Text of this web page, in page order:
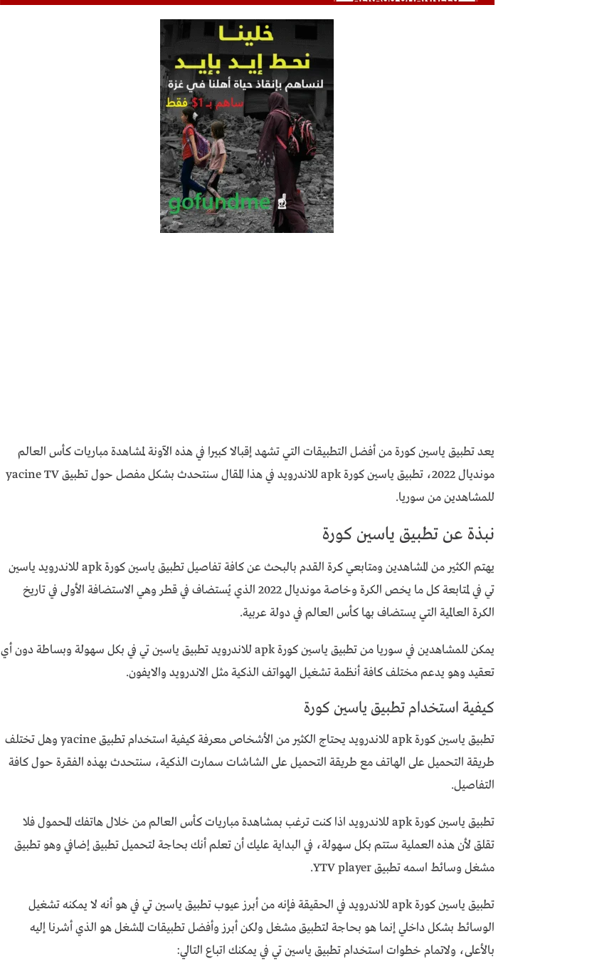
يعد تطبيق ياسين كورة من أفضل التطبيقات التي تشهد إقبالا كبيرا في هذه الآونة لمشاهدة مباريات كأس العالم
مونديال 2022، تطبيق ياسين كورة apk للاندرويد في هذا المقال سنتحدث بشكل مفصل حول تطبيق yacine TV
للمشاهدين من سوريا.
نبذة عن تطبيق ياسين كورة
يهتم الكثير من المشاهدين ومتابعي كرة القدم بالبحث عن كافة تفاصيل تطبيق ياسين كورة apk للاندرويد ياسين
تي في لمتابعة كل ما يخص الكرة وخاصة مونديال 2022 الذي يُستضاف في قطر وهي الاستضافة الأولى في تاريخ
الكرة العالمية التي يستضاف بها كأس العالم في دولة عربية.
يمكن للمشاهدين في سوريا من تطبيق ياسين كورة apk للاندرويد تطبيق ياسين تي في بكل سهولة وبساطة دون أي
تعقيد وهو يدعم مختلف كافة أنظمة تشغيل الهواتف الذكية مثل الاندرويد والايفون.
كيفية استخدام تطبيق ياسين كورة
تطبيق ياسين كورة apk للاندرويد يحتاج الكثير من الأشخاص معرفة كيفية استخدام تطبيق yacine وهل تختلف
طريقة التحميل على الهاتف مع طريقة التحميل على الشاشات سمارت الذكية، سنتحدث بهذه الفقرة حول كافة
التفاصيل.
تطبيق ياسين كورة apk للاندرويد اذا كنت ترغب بمشاهدة مباريات كأس العالم من خلال هاتفك المحمول فلا
تقلق لأن هذه العملية ستتم بكل سهولة، في البداية عليك أن تعلم أنك بحاجة لتحميل تطبيق إضافي وهو تطبيق
مشغل وسائط اسمه تطبيق YTV player.
تطبيق ياسين كورة apk للاندرويد في الحقيقة فإنه من أبرز عيوب تطبيق ياسين تي في هو أنه لا يمكنه تشغيل
الوسائط بشكل داخلي إنما هو بحاجة لتطبيق مشغل ولكن أبرز وأفضل تطبيقات المشغل هو الذي أشرنا إليه
بالأعلى، ولاتمام خطوات استخدام تطبيق ياسين تي في يمكنك اتباع التالي: